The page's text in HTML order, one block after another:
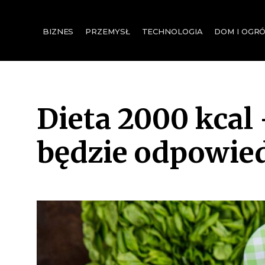
BIZNES PRZEMYSŁ TECHNOLOGIA DOM I
Dieta 2000 kcal
będzie